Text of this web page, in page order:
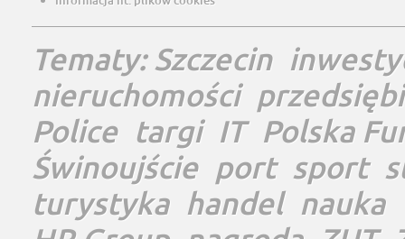
Tematy:Szczecin
nieruchomości
Police targi IT Polska
Świnoujście port sport
turystyka handel nauka